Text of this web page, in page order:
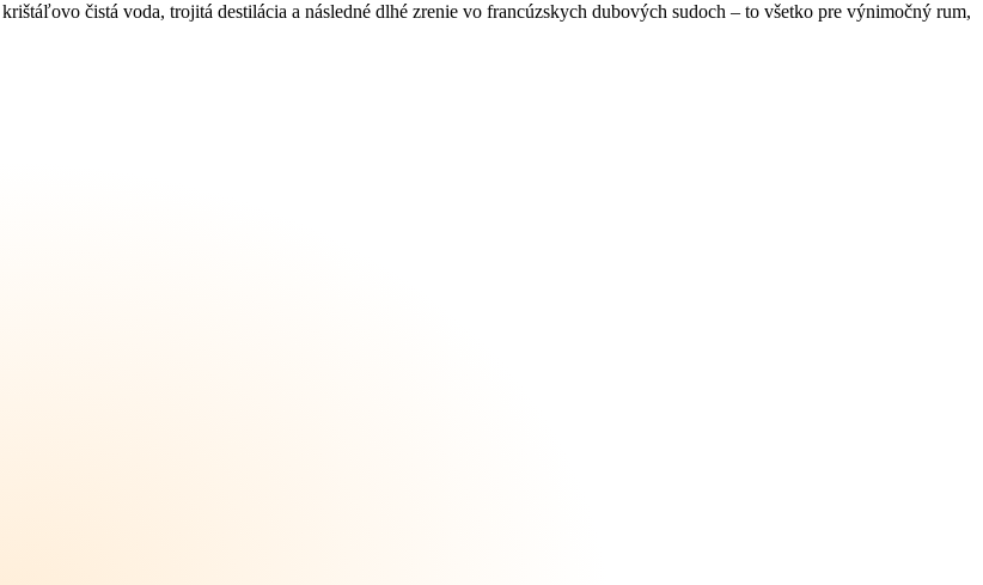
čistá voda, trojitá destilácia a následné dlhé zrenie vo francúzskych dubových sudoch – to všetko pre výnimočný rum,